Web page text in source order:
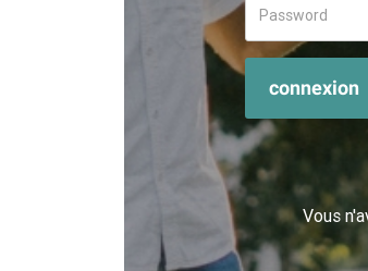
connexion
Vous